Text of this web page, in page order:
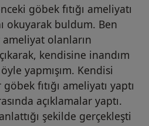
göbek fıtığı ameliyatı
okuyarak buldum. Ben
olanların
kendisine inandım
yapmışım. Kendisi
fıtığı ameliyatı yaptı
açıklamalar yaptı.
şekilde gerçekleşti